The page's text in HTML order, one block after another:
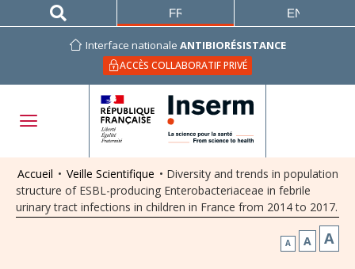
Interface nationale ANTIBIORÉSISTANCE
ACCÈS COLLABORATIF PRIVÉ
FRANÇAIS ENGLISH
Accueil • Veille Scientifique • Diversity and trends in population
structure of ESBL-producing Enterobacteriaceae in febrile
urinary tract infections in children in France from 2014 to 2017.
A A A